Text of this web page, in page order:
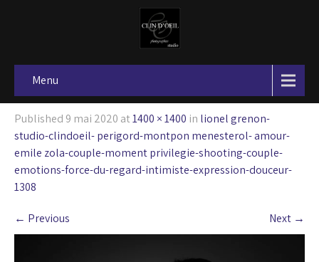
Menu
Published 9 mai 2020 at1400 × 1400 in lionel grenon-
studio-clindoeil- perigord-montpon menesterol- amour-
emile zola-couple-moment privilegie-shooting-couple-
emotions-force-du-regard-intimiste-expression-douceur-
1308
← Previous Next →